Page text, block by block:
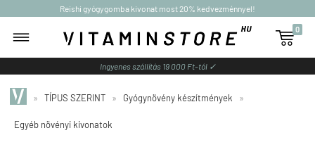
Reishi gyógygomba kivonat most 20% kedvezménnyel!

0
Ingyenes szállítás 19 000 Ft-tól ✓
» TÍPUS SZERINT » Gyógynövény készítmények »
Egyéb növényi kivonatok